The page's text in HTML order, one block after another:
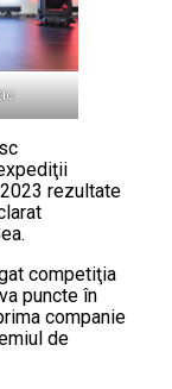
rezultate
competiţia
puncte în
companie
de